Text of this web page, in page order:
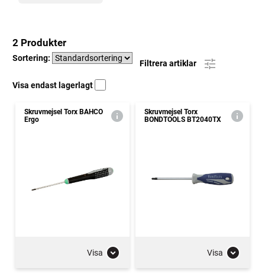
2 Produkter
Sortering:
Filtrera artiklar
Visa endast lagerlagt
Skruvmejsel Torx BAHCO
Ergo
Visa
Skruvmejsel Torx
BONDTOOLS BT2040TX
Visa